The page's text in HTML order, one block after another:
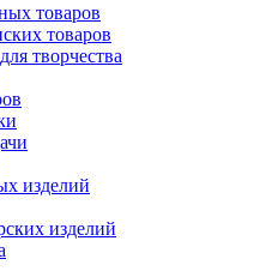
товаров
товаров
творчества
изделий
изделий